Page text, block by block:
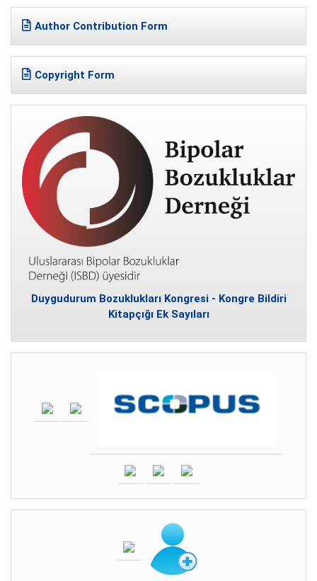
Author Contribution Form
Copyright Form
Duygudurum Bozuklukları Kongresi - Kongre Bildiri
Kitapçığı Ek Sayıları